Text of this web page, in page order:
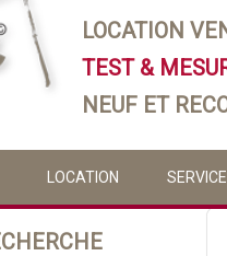
LOCATION
TEST &
NEUF ET
LOCATION SERVICE